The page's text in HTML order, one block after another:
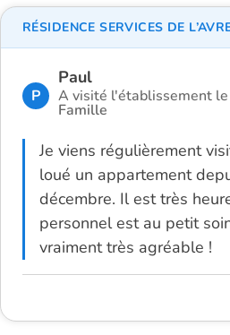
P
Paul
A visité l'établissement
Famille
Je viens régulièrement
loué un appartement
décembre. Il est très
personnel est au petit
vraiment très agréable !
RÉSIDENCE SERVICES DE